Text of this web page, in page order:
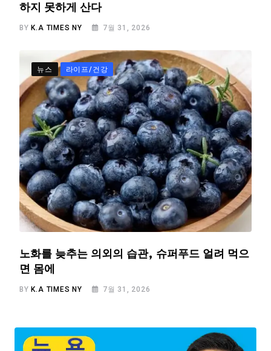
하지 못하게 산다
BY K.A TIMES NY 7월 31, 2026
뉴스 라이프/건강
노화를 늦추는 의외의 습관, 슈퍼푸드 얼려 먹으
면 몸에
BYK.A TIMES NY 7월 31, 2026